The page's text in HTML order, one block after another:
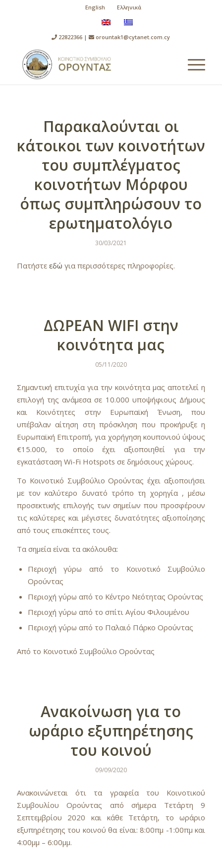
English Ελληνικά
22822366 | orountak1@cytanet.com.cy
Παρακαλούνται οι
κάτοικοι των κοινοτήτων
του συμπλέγματος
κοινοτήτων Μόρφου
όπως συμπληρώσουν το
ερωτηματολόγιο
30/03/2021
Πατήστε εδώ για περισσότερες πληροφορίες.
ΔΩΡΕΑΝ WIFI στην
κοινότητα μας
05/11/2020
Σημαντική επιτυχία για την κοινότητα μας αποτελεί η
επιλογή της ανάμεσα σε 10.000 υποψήφιους Δήμους
και Κοινότητες στην Ευρωπαϊκή Ένωση, που
υπέβαλαν αίτηση στη πρόσκληση που προκήρυξε η
Ευρωπαϊκή Επιτροπή, για χορήγηση κουπονιού ύψους
€15.000, το οποίο έχει αξιοποιηθεί για την
εγκατάσταση Wi-Fi Hotspots σε δημόσιους χώρους.
Το Κοινοτικό Συμβούλιο Ορούντας έχει αξιοποιήσει
με τον καλύτερο δυνατό τρόπο τη χορηγία , μέσω
προσεκτικής επιλογής των σημείων που προσφέρουν
τις καλύτερες και μέγιστες δυνατότητες αξιοποίησης
από τους επισκέπτες τους.
Τα σημεία είναι τα ακόλουθα:
Περιοχή γύρω από το Κοινοτικό Συμβούλιο
Ορούντας
Περιοχή γύρω από το Κέντρο Νεότητας Ορούντας
Περιοχή γύρω από το σπίτι Αγίου Φιλουμένου
Περιοχή γύρω από το Παλαιό Πάρκο Ορούντας
Από το Κοινοτικό Συμβούλιο Ορούντας
Ανακοίνωση για το
ωράριο εξυπηρέτησης
του κοινού
09/09/2020
Ανακοινώνεται ότι τα γραφεία του Κοινοτικού
Συμβουλίου Ορούντας από σήμερα Τετάρτη 9
Σεπτεμβρίου 2020 και κάθε Τετάρτη, το ωράριο
εξυπηρέτησης του κοινού θα είναι: 8:00πμ -1:00πμ και
4:00μμ – 6:00μμ.